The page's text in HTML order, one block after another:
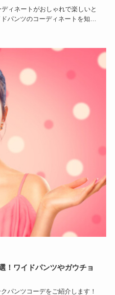
ィネートがおしゃれで楽しいと
パンツのコーディネートを知れ
！ワイドパンツやガウチョ
パンツコーデをご紹介します！